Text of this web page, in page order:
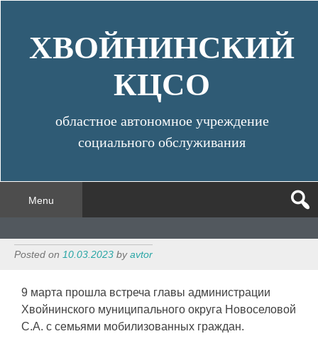
contentХВОЙНИНСКИЙ
КЦСО
областное автономное учреждение
социального обслуживания
Menu
Posted on 10.03.2023 byavtor
9 марта прошла встреча главы администрации
Хвойнинского муниципального округа Новоселовой
С.А. с семьями мобилизованных граждан.